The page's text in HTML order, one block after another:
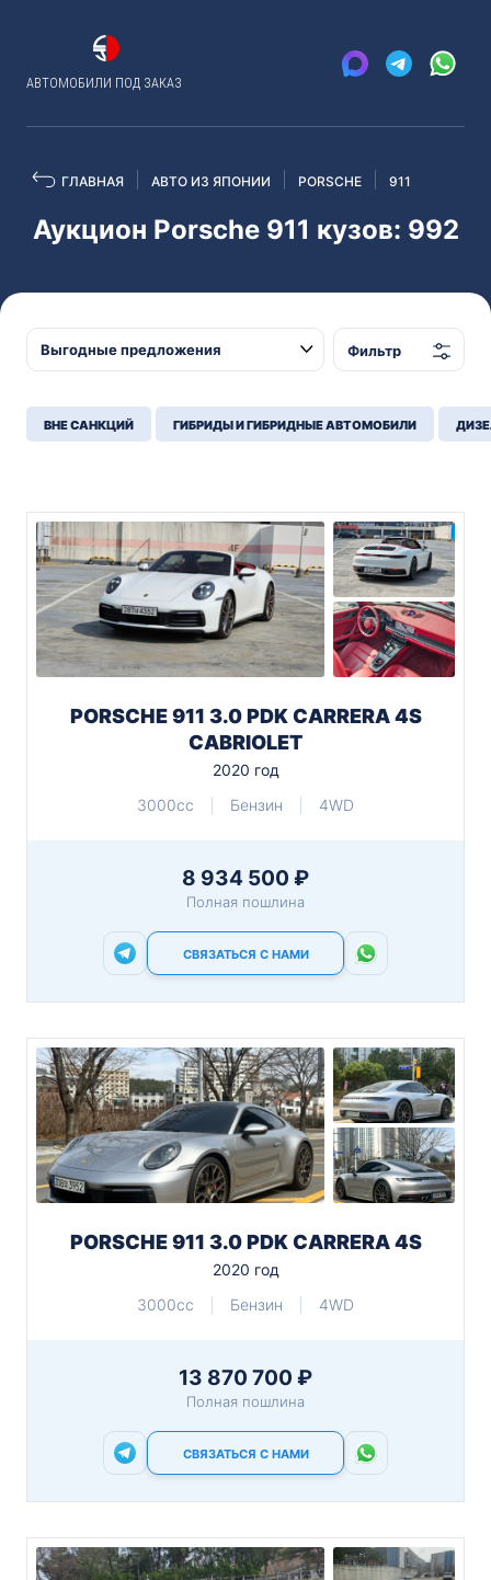
АВТОМОБИЛИ ПОД ЗАКАЗ
ГЛАВНАЯ АВТО ИЗ ЯПОНИИ PORSCHE 911
Аукцион Porsche 911 кузов: 992
Фильтр
ВНЕ САНКЦИЙ ГИБРИДЫ И ГИБРИДНЫЕ АВТОМОБИЛИ
PORSCHE 911 3.0 PDK CARRERA 4S
CABRIOLET
2020 год
3000cc
Бензин 4WD
8 934 500 ₽
Полная пошлина
СВЯЗАТЬСЯ С НАМИ
PORSCHE 911 3.0 PDK CARRERA 4S
2020 год
3000cc
Бензин 4WD
13 870 700 ₽
Полная пошлина
СВЯЗАТЬСЯ С НАМИ